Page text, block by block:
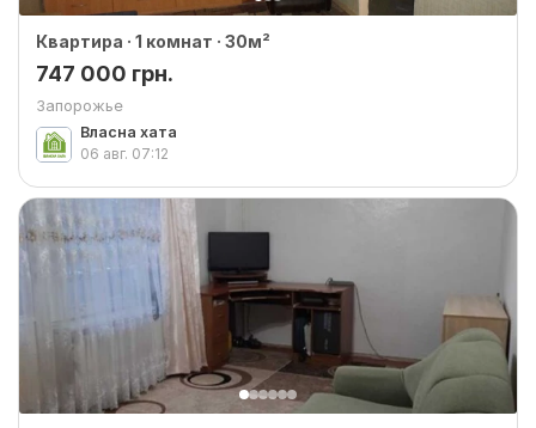
Квартира · 1 комнат · 30м²
747 000 грн.
Запорожье
Власна хата
06 авг. 07:12